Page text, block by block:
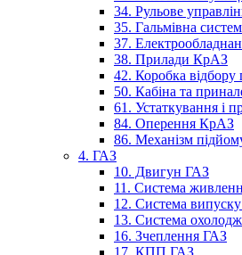
34. Рульове
35. Гальмівна
37.
38. Прилади КрАЗ
42. Коробка
50. Кабіна та
61. Устаткування і
84. Оперення КрАЗ
86. Механізм
4. ГАЗ
10. Двигун ГАЗ
11. Система
12. Система випуску
13. Система
16. Зчеплення ГАЗ
17. КПП ГАЗ